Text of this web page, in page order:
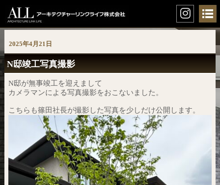
2025年4月21日
N邸竣工写真撮影
N邸が無事竣工を迎えまして
カメラマンによる写真撮影をおこないました。
こちらも篠田社長が撮影した写真を少しだけ公開します。